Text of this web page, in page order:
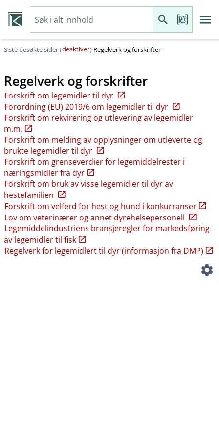
Siste besøkte sider (deaktiver) Regelverk og forskrifter
Regelverk og forskrifter
Forskrift om legemidler til dyr
Forordning (EU) 2019/6 om legemidler til dyr
Forskrift om rekvirering og utlevering av legemidler
m.m.
Forskrift om melding av opplysninger om utleverte og
brukte legemidler til dyr
Forskrift om grenseverdier for legemiddelrester i
næringsmidler fra dyr
Forskrift om bruk av visse legemidler til dyr av
hestefamilien
Forskrift om velferd for hest og hund i konkurranser
Lov om veterinærer og annet dyrehelsepersonell
Legemiddelindustriens bransjeregler for markedsføring
av legemidler til fisk
Regelverk for legemidlert til dyr (informasjon fra DMP)